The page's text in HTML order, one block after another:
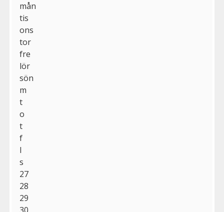
mån
tis
ons
tor
fre
lör
sön
m
t
o
t
f
l
s
27
28
29